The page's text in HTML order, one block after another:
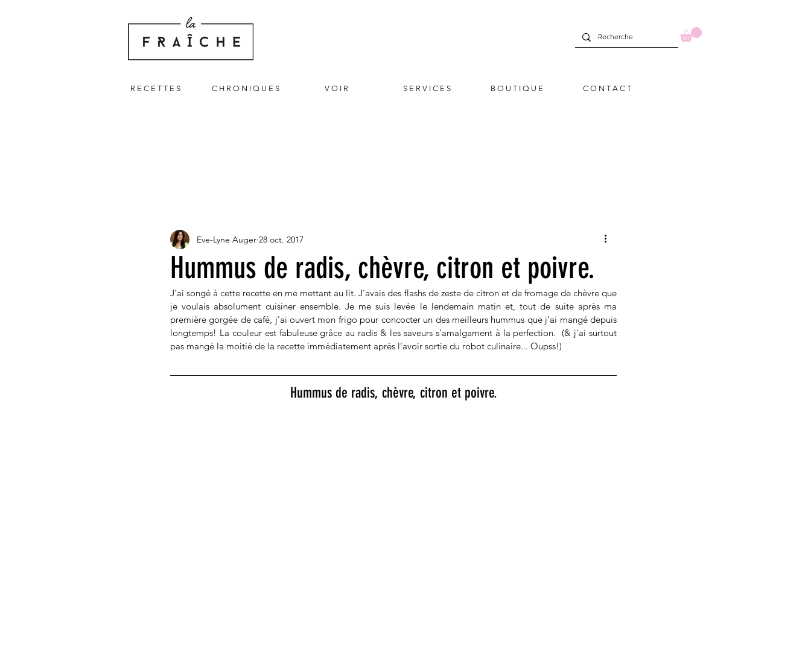
R E C E T T E S C H R O N I Q U E S V O I R S E R V I C E S B O U T I Q U E C O N T A C T
Hummus de radis, chèvre, citron et poivre.
Eve-Lyne Auger 28 oct. 2017
J'ai songé à cette recette en me mettant au lit. J'avais des flashs de zeste de citron et de fromage de chèvre que
je voulais absolument cuisiner ensemble. Je me suis levée le lendemain matin et, tout de suite après ma
première gorgée de café, j'ai ouvert mon frigo pour concocter un des meilleurs hummus que j'ai mangé depuis
longtemps! La couleur est fabuleuse grâce au radis & les saveurs s'amalgament à la perfection.  (& j'ai surtout
pas mangé la moitié de la recette immédiatement après l'avoir sortie du robot culinaire... Oupss!)
Hummus de radis, chèvre, citron et poivre.